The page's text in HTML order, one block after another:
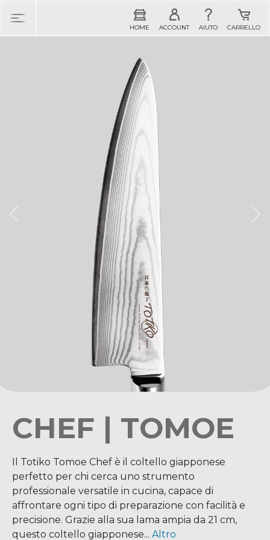
CHEF | TOMOE
Il Totiko Tomoe Chef è il coltello giapponese
perfetto per chi cerca uno strumento
professionale versatile in cucina, capace di
affrontare ogni tipo di preparazione con facilità e
precisione. Grazie alla sua lama ampia da 21 cm,
questo coltello giapponese... Altro